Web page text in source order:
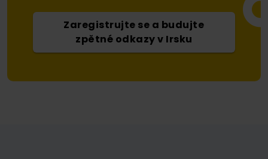
Zaregistrujte se a budujte
zpětné odkazy v Irsku